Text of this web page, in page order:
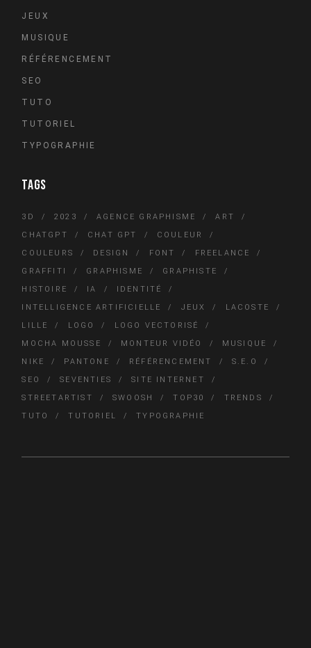
JEUX
MUSIQUE
RÉFÉRENCEMENT
SEO
TUTO
TUTORIEL
TYPOGRAPHIE
TAGS
3D 2023 AGENCE GRAPHISME
ART
CHATGPT
CHAT GPT
COULEUR
COULEURS
DESIGN FONT
FREELANCE
GRAFFITI
GRAPHISME
GRAPHISTE
HISTOIRE
IA
IDENTITÉ
INTELLIGENCE ARTIFICIELLE
JEUX
LACOSTE
LILLE
LOGO
LOGO VECTORISÉ
MOCHA MOUSSE
MONTEUR VIDÉO
MUSIQUE
NIKE
PANTONE RÉFÉRENCEMENT
S.E.O
SEO
SEVENTIES
SITE INTERNET
STREETARTIST
SWOOSH TOP30
TRENDS
TUTO
TUTORIEL TYPOGRAPHIE